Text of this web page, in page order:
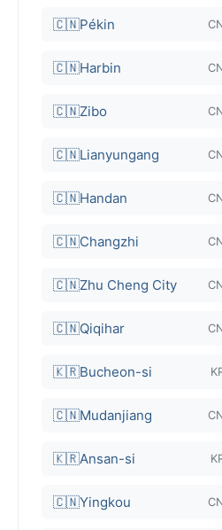
🇨🇳Pékin
🇨🇳Harbin
🇨🇳Zibo
🇨🇳Lianyungang
🇨🇳Handan
🇨🇳Changzhi
🇨🇳Zhu Cheng City
🇨🇳Qiqihar
🇰🇷Bucheon-si
🇨🇳Mudanjiang
🇰🇷Ansan-si
🇨🇳Yingkou